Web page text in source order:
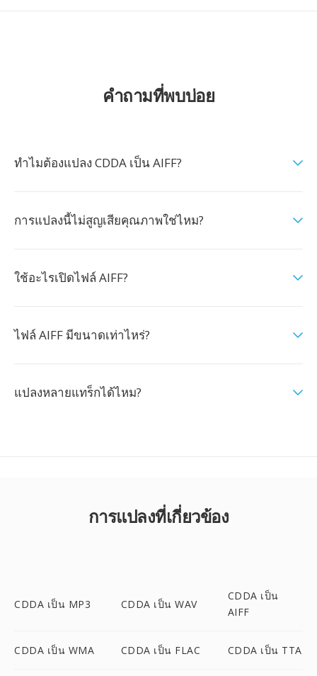
คำถามที่พบบ่อย
ทำไมต้องแปลง CDDA เป็น AIFF?
การแปลงนี้ไม่สูญเสียคุณภาพใช่ไหม?
ใช้อะไรเปิดไฟล์ AIFF?
ไฟล์ AIFF มีขนาดเท่าไหร่?
แปลงหลายแทร็กได้ไหม?
การแปลงที่เกี่ยวข้อง
CDDA เป็น MP3 CDDA เป็น WAV
CDDA เป็น
AIFF
CDDA เป็น WMA CDDA เป็น FLAC CDDA เป็น TTA